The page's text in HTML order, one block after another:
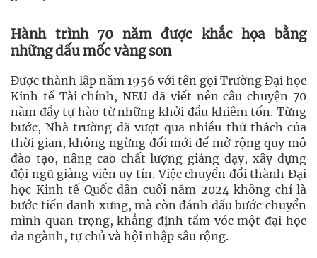
Hành trình 70 năm được khắc họa bằng
những dấu mốc vàng son
Được thành lập năm 1956 với tên gọi Trường Đại học
Kinh tế Tài chính, NEU đã viết nên câu chuyện 70
năm đầy tự hào từ những khởi đầu khiêm tốn. Từng
bước, Nhà trường đã vượt qua nhiều thử thách của
thời gian, không ngừng đổi mới để mở rộng quy mô
đào tạo, nâng cao chất lượng giảng dạy, xây dựng
đội ngũ giảng viên uy tín. Việc chuyển đổi thành Đại
học Kinh tế Quốc dân cuối năm 2024 không chỉ là
bước tiến danh xưng, mà còn đánh dấu bước chuyển
mình quan trọng, khẳng định tầm vóc một đại học
đa ngành, tự chủ và hội nhập sâu rộng.